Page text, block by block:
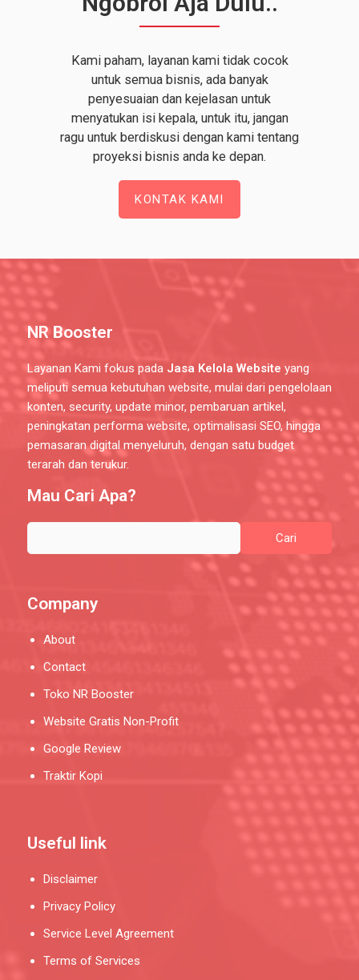
Kami paham, layanan kami tidak cocok
untuk semua bisnis, ada banyak
penyesuaian dan kejelasan untuk
menyatukan isi kepala, untuk itu, jangan
ragu untuk berdiskusi dengan kami tentang
proyeksi bisnis anda ke depan.
KONTAK KAMI
NR Booster
Layanan Kami fokus pada Jasa Kelola Website yang
meliputi semua kebutuhan website, mulai dari pengelolaan
konten, security, update minor, pembaruan artikel,
peningkatan performa website, optimalisasi SEO, hingga
pemasaran digital menyeluruh, dengan satu budget
terarah dan terukur.
Mau Cari Apa?
Company
About
Contact
Toko NR Booster
Website Gratis Non-Profit
Google Review
Traktir Kopi
Useful link
Disclaimer
Privacy Policy
Service Level Agreement
Terms of Services